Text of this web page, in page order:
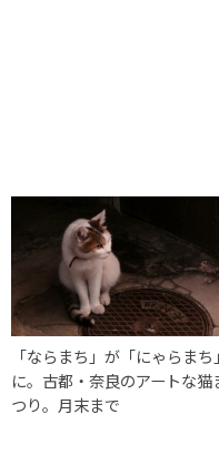
「ならまち」が「にゃらまち」
に。古都・奈良のアートな猫
つり。月末まで